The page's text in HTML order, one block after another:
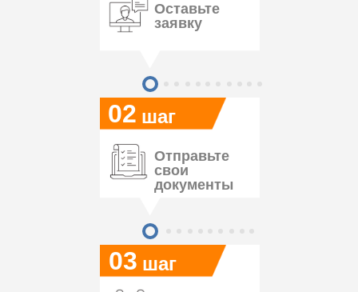
03
02
Оставьте
заявку
шаг
шаг
Отправьте
свои
документы